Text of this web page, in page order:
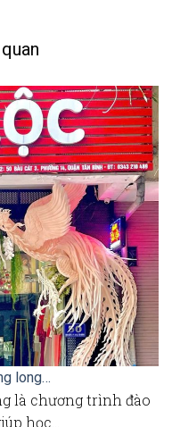
long…
là chương trình đào
học…